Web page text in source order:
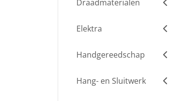
Draadmaterialen
Elektra
Handgereedschap
Hang- en Sluitwerk